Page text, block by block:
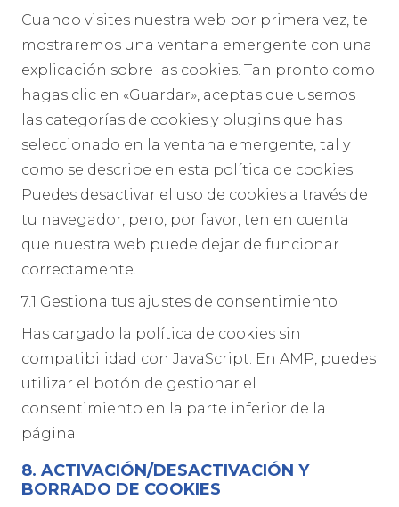
varios
Cuando visites nuestra web por primera vez, te
mostraremos una ventana emergente con una
explicación sobre las cookies. Tan pronto como
hagas clic en «Guardar», aceptas que usemos
las categorías de cookies y plugins que has
seleccionado en la ventana emergente, tal y
como se describe en esta política de cookies.
Puedes desactivar el uso de cookies a través de
tu navegador, pero, por favor, ten en cuenta
que nuestra web puede dejar de funcionar
correctamente.
7.1 Gestiona tus ajustes de consentimiento
Has cargado la política de cookies sin
compatibilidad con JavaScript. En AMP, puedes
utilizar el botón de gestionar el
consentimiento en la parte inferior de la
página.
8. ACTIVACIÓN/DESACTIVACIÓN Y
BORRADO DE COOKIES